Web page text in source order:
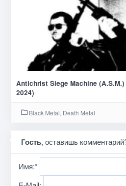
Antichrist Siege Machine
2024)
Black Metal, Death Metal
Гость, оставишь
Имя:*